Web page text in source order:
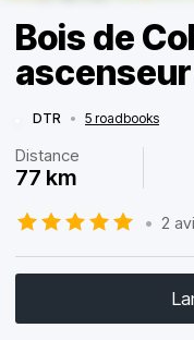
Bois de
DTR • 5 roadbooks
Distance
77 km
• 2